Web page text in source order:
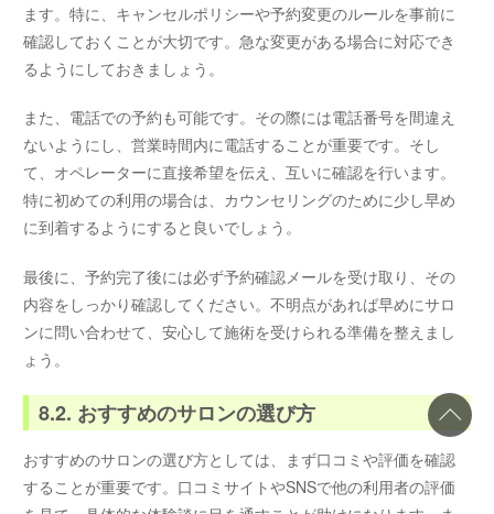
ます。特に、キャンセルポリシーや予約変更のルールを事前に
確認しておくことが大切です。急な変更がある場合に対応でき
るようにしておきましょう。
また、電話での予約も可能です。その際には電話番号を間違え
ないようにし、営業時間内に電話することが重要です。そし
て、オペレーターに直接希望を伝え、互いに確認を行います。
特に初めての利用の場合は、カウンセリングのために少し早め
に到着するようにすると良いでしょう。
最後に、予約完了後には必ず予約確認メールを受け取り、その
内容をしっかり確認してください。不明点があれば早めにサロ
ンに問い合わせて、安心して施術を受けられる準備を整えまし
ょう。
8.2. おすすめのサロンの選び方
おすすめのサロンの選び方としては、まず口コミや評価を確認
することが重要です。口コミサイトやSNSで他の利用者の評価